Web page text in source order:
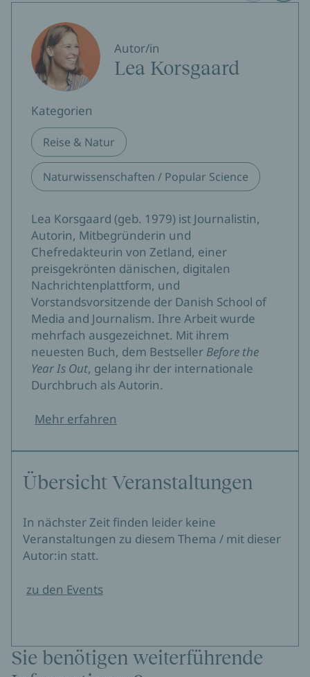
Autor/in
Lea Korsgaard
Kategorien
Reise & Natur
Naturwissenschaften / Popular Science
Lea Korsgaard (geb. 1979) ist Journalistin,
Autorin, Mitbegründerin und
Chefredakteurin von Zetland, einer
preisgekrönten dänischen, digitalen
Nachrichtenplattform, und
Vorstandsvorsitzende der Danish School of
Media and Journalism. Ihre Arbeit wurde
mehrfach ausgezeichnet. Mit ihrem
neuesten Buch, dem Bestseller Before the
Year Is Out, gelang ihr der internationale
Durchbruch als Autorin.
Mehr erfahren
Übersicht Veranstaltungen
In nächster Zeit finden leider keine
Veranstaltungen zu diesem Thema / mit dieser
Autor:in statt.
zu den Events
Sie benötigen weiterführende